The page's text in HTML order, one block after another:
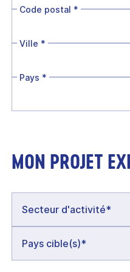
Code postal *
Ville *
Pays *
MON PROJET